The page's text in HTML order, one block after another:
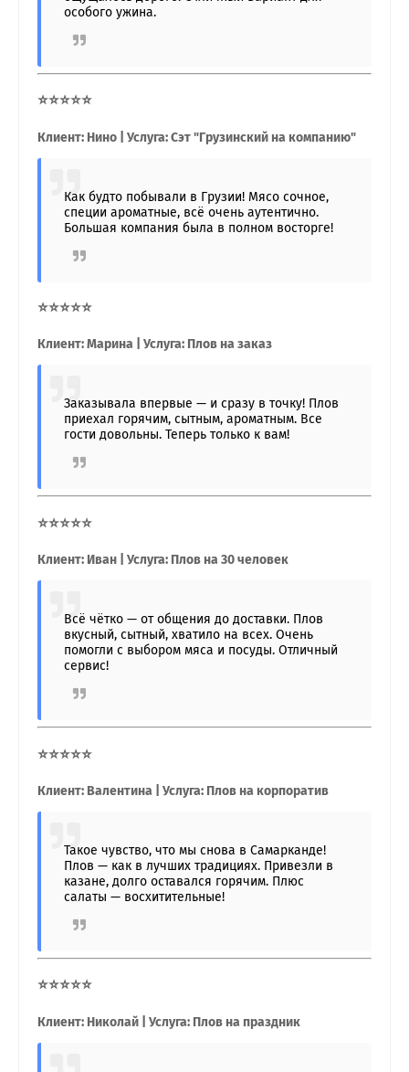
особого ужина.
⭐⭐⭐⭐⭐
Клиент: Нино | Услуга: Сэт "Грузинский на компанию"
Как будто побывали в Грузии! Мясо сочное,
специи ароматные, всё очень аутентично.
Большая компания была в полном восторге!
⭐⭐⭐⭐⭐
Клиент: Марина | Услуга: Плов на заказ
Заказывала впервые — и сразу в точку! Плов
приехал горячим, сытным, ароматным. Все
гости довольны. Теперь только к вам!
⭐⭐⭐⭐⭐
Клиент: Иван | Услуга: Плов на 30 человек
Всё чётко — от общения до доставки. Плов
вкусный, сытный, хватило на всех. Очень
помогли с выбором мяса и посуды. Отличный
сервис!
⭐⭐⭐⭐⭐
Клиент: Валентина | Услуга: Плов на корпоратив
Такое чувство, что мы снова в Самарканде!
Плов — как в лучших традициях. Привезли в
казане, долго оставался горячим. Плюс
салаты — восхитительные!
⭐⭐⭐⭐⭐
Клиент: Николай | Услуга: Плов на праздник